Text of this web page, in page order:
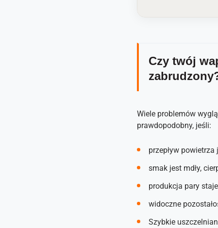
Czy twój
Wiele problemów
prawdopodobny, jeśli:
przepływ
smak jest mdły,
produkcja pary
widoczne
Szybkie